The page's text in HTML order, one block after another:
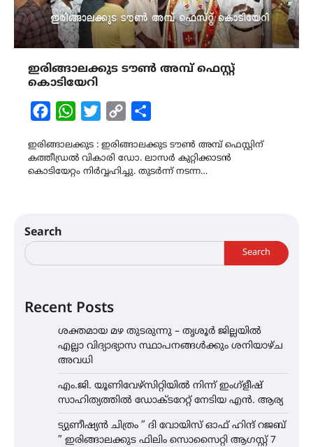
ഇരിങ്ങാലക്കുട ടൗൺ അമ്പ് ഫെസ്റ്റ്
കൊടിയേറി
FacebookWhatsAppTwitterCopy
ഇരിങ്ങാലക്കുട : ഇരിങ്ങാലക്കുട ടൗൺ അമ്പ് ഫെസ്റ്റിന്
കത്തീഡ്രൽ വികാരി ഡോ. ലാസർ കുറ്റിക്കാടൻ
കൊടിയേറ്റം നിർവ്വഹിച്ചു. തുടർന്ന് നടന്ന…
Search
Search
Recent Posts
ശക്തമായ മഴ തുടരുന്നു – തൃശൂർ ജില്ലയിൽ
എല്ലാ വിദ്യാഭ്യാസ സ്ഥാപനങ്ങൾക്കും ശനിയാഴ്ച
അവധി
എം.ജി. യൂണിവേഴ്‌സിറ്റിയിൽ നിന്ന് ഇംഗ്ളീഷ്
സാഹിത്യത്തിൽ ഡോക്ടറേറ്റ് നേടിയ എൻ. ആര്യ
ട്യുണീഷ്യൻ ചിത്രം ” ദി വോയിസ് ഓഫ് ഹിന്ദ് റജബ്
” ഇരിങ്ങാലക്കുട ഫിലിം സൊസൈറ്റി ആഗസ്റ്റ് 7